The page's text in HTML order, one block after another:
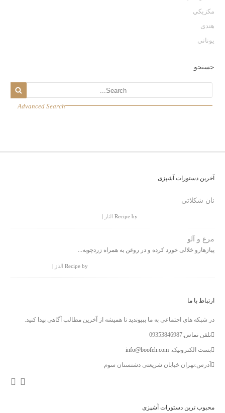
مكزيكي
هندی
يوناني
جستجو
Advanced Search
آخرین دستورات آشپزی
نان شکلاتی
Recipe by الناز |
مرغ و آلو
پیازهارو خلالی خورد کرده و در روغن به همراه زردچوبه...
Recipe by الناز |
ارتباط با ما
در شبکه های اجتماعی به ما بپیوندید تا همیشه از آخرین مطالب آگاهی پیدا کنید.
تلفن تماس:09353846987
پست الکترونیک:info@boofeh.com
آدرس:تهران خیابان شریعتی دشتستان سوم
محبوب ترین دستورات آشپزی